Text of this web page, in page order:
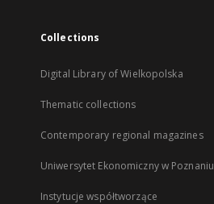
Collections
Digital Library of Wielkopolska
Thematic collections
Contemporary regional magazines
Uniwersytet Ekonomiczny w Poznaniu
Instytucje współtworzące